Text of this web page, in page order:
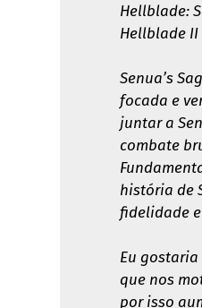
Hellblade:
Hellblade II
Senua’s
focada e
juntar a
combate
história de
fidelidade
Eu
que nos
por isso